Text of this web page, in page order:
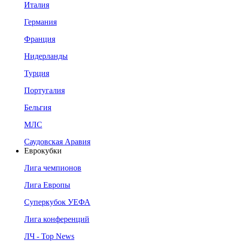
Италия
Германия
Франция
Нидерланды
Турция
Португалия
Бельгия
МЛС
Саудовская Аравия
Еврокубки
Лига чемпионов
Лига Европы
Суперкубок УЕФА
Лига конференций
ЛЧ - Top News